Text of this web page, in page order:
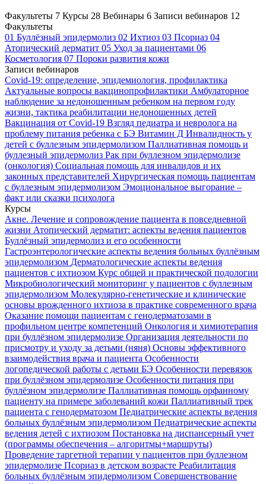
Факультеты 7 Курсы 28 Вебинары 6 Записи вебинаров 12
Факультеты
01 Буллёзный эпидермолиз 02 Ихтиоз 03 Псориаз 04
Атопический дерматит 05 Уход за пациентами 06
Косметология 07 Пороки развития кожи
Записи вебинаров
Covid-19: определение, эпидемиология, профилактика
Актуальные вопросы вакцинопрофилактики Амбулаторное
наблюдение за недоношенным ребенком на первом году
жизни, тактика реабилитации недоношенных детей
Вакцинация от Covid-19 Взгляд педиатра и невролога на
проблему питания ребенка с БЭ Витамин Д Инвалидность у
детей с буллезным эпидермолизом Паллиативная помощь и
буллезный эпидермолиз Рак при буллезном эпидермолизе
(онкология) Социальная помощь для инвалидов и их
законных представителей Хирургическая помощь пациентам
с буллезным эпидермолизом Эмоциональное выгорание –
факт или сказки психолога
Курсы
Акне. Лечение и сопровождение пациента в повседневной
жизни Атопический дерматит: аспекты ведения пациентов
Буллёзный эпидермолиз и его особенности
Гастроэнтерологические аспекты ведения больных буллёзным
эпидермолизом Дерматологические аспекты ведения
пациентов с ихтиозом Курс общей и практической подологии
Микробиологический мониторинг у пациентов с буллезным
эпидермолизом Молекулярно-генетические и клинические
основы врожденного ихтиоза в практике современного врача
Оказание помощи пациентам с генодерматозами в
профильном центре компетенций Онкология и химиотерапия
при буллёзном эпидермолизе Организация деятельности по
присмотру и уходу за детьми (няня) Основы эффективного
взаимодействия врача и пациента Особенности
логопедической работы с детьми БЭ Особенности перевязок
при буллёзном эпидермолизе Особенности питания при
буллёзном эпидермолизе Паллиативная помощь орфанному
пациенту на примере заболеваний кожи Паллиативный трек
пациента с генодерматозом Педиатрические аспекты ведения
больных буллёзным эпидермолизом Педиатрические аспекты
ведения детей с ихтиозом Постановка на диспансерный учет
(программы обеспечения – алгоритмы+маршруты)
Проведение таргетной терапии у пациентов при буллезном
эпидермолизе Псориаз в детском возрасте Реабилитация
больных буллёзным эпидермолизом Совершенствование